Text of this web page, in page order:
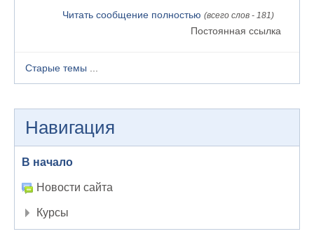
Читать сообщение полностью (всего слов - 181)
Постоянная ссылка
Старые темы
Навигация
В начало
Новости сайта
Курсы